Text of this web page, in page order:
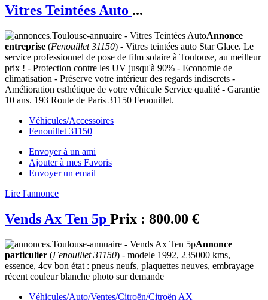
Vitres Teintées Auto ...
Annonce
entreprise (Fenouillet 31150) - Vitres teintées auto Star Glace. Le
service professionnel de pose de film solaire à Toulouse, au meilleur
prix ! - Protection contre les UV jusqu'à 90% - Economie de
climatisation - Préserve votre intérieur des regards indiscrets -
Amélioration esthétique de votre véhicule Service qualité - Garantie
10 ans. 193 Route de Paris 31150 Fenouillet.
Véhicules/Accessoires
Fenouillet 31150
Envoyer à un ami
Ajouter à mes Favoris
Envoyer un email
Lire l'annonce
Vends Ax Ten 5p Prix : 800.00 €
Annonce
particulier (Fenouillet 31150) - modele 1992, 235000 kms,
essence, 4cv bon état : pneus neufs, plaquettes neuves, embrayage
récent couleur blanche photo sur demande
Véhicules/Auto/Ventes/Citroën/Citroën AX